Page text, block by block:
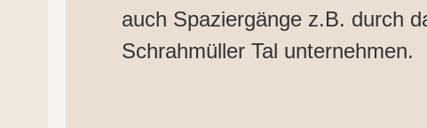
auch Spaziergänge z.B. durch
Schrahmüller Tal unternehmen.